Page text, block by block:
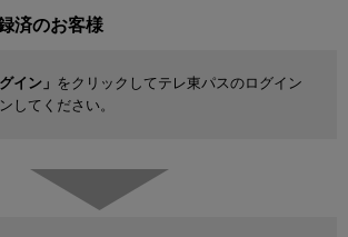
済のお客様
イン」 をクリックしてテレ東パスのログイン
してください。